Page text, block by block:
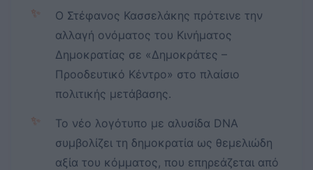
✨
Ο Στέφανος Κασσελάκης πρότεινε την
αλλαγή ονόματος του Κινήματος
Δημοκρατίας σε «Δημοκράτες –
Προοδευτικό Κέντρο» στο πλαίσιο
πολιτικής μετάβασης.
✨
Το νέο λογότυπο με αλυσίδα DNA
συμβολίζει τη δημοκρατία ως θεμελιώδη
αξία του κόμματος, που επηρεάζεται από